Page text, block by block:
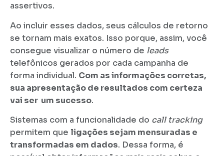
assertivos.
Ao incluir esses dados, seus cálculos de retorno
se tornam mais exatos. Isso porque, assim, você
consegue visualizar o número de leads
telefônicos gerados por cada campanha de
forma individual. Com as informações corretas,
sua apresentação de resultados com certeza
vai ser um sucesso.
Sistemas com a funcionalidade do call tracking
permitem que ligações sejam mensuradas e
transformadas em dados. Dessa forma, é